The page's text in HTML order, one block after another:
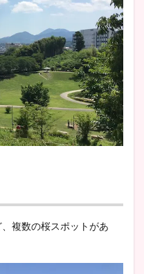
複数の桜スポットがあ